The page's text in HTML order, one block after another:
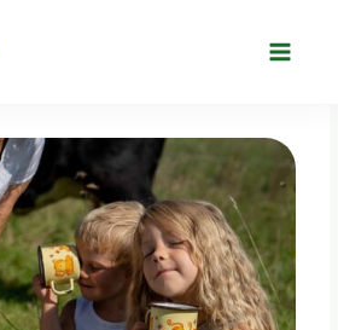
Main